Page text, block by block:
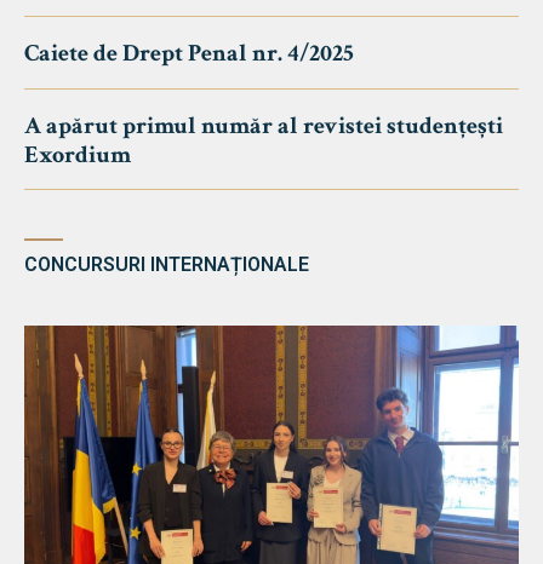
Caiete de Drept Penal nr. 4/2025
A apărut primul număr al revistei studențești
Exordium
CONCURSURI INTERNAȚIONALE